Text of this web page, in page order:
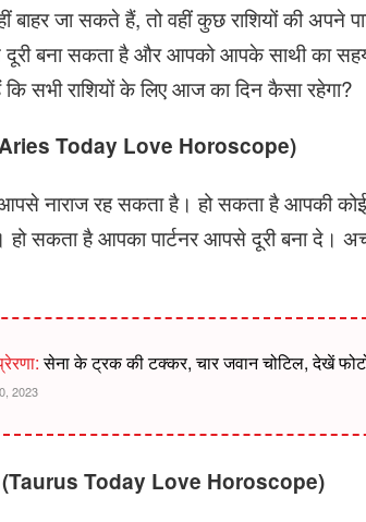
जा सकते हैं, तो वहीं कुछ राशियों की अपने
बना सकता है और आपको आपके साथी का
कि सभी राशियों के लिए आज का दिन कैसा रहेगा?
(Aries Today Love Horoscope)
नाराज रह सकता है। हो सकता है आपकी
सकता है आपका पार्टनर आपसे दूरी बना दे।
सेना के ट्रक की टक्कर, चार जवान चोटिल, देखें
2023
(Taurus Today Love Horoscope)